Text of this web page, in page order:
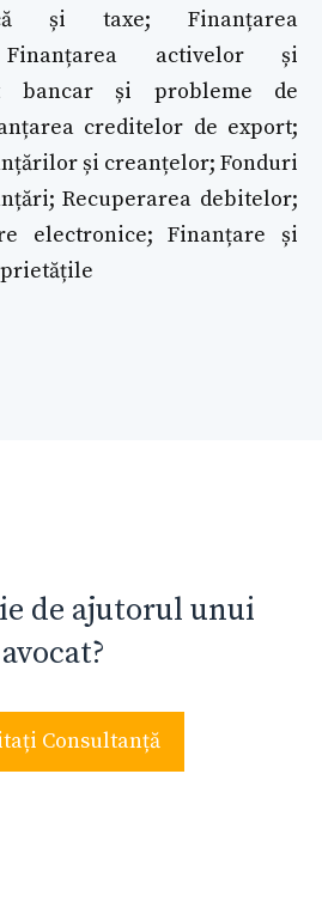
și taxe; Finanțarea
Finanțarea activelor și
bancar și probleme de
creditelor de export;
și creanțelor; Fonduri
Recuperarea debitelor;
electronice; Finanțare și
de ajutorul unui
avocat?
Consultanță